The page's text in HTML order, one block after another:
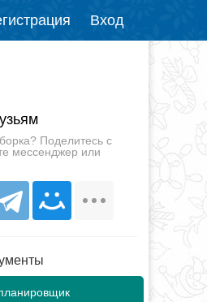
Вход
Поделитесь с
мессенджер или